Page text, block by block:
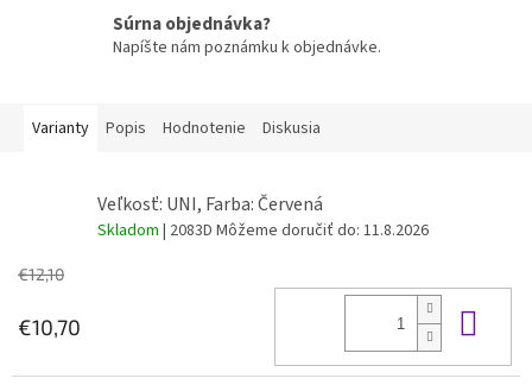
Súrna objednávka?
Napíšte nám poznámku k objednávke.
Varianty Popis Hodnotenie Diskusia
Veľkosť: UNI, Farba: Červená
Skladom | 2083D Môžeme doručiť do: 11.8.2026
€12,10
€10,70